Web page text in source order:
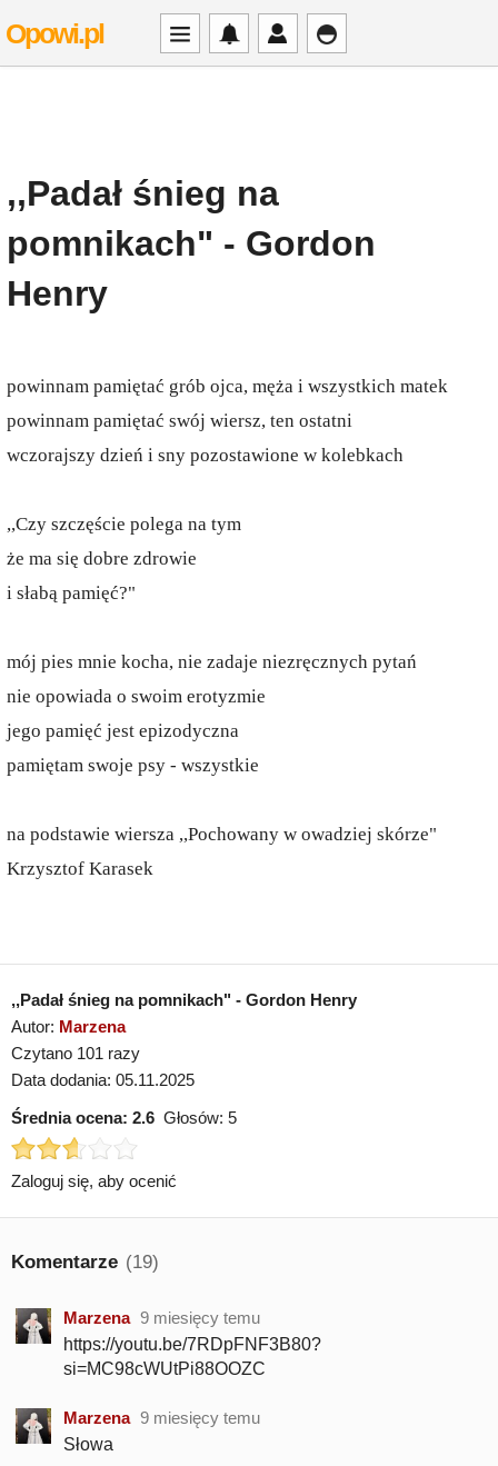
Opowi.pl
,,Padał śnieg na
pomnikach" - Gordon
Henry
powinnam pamiętać grób ojca, męża i wszystkich matek
powinnam pamiętać swój wiersz, ten ostatni
wczorajszy dzień i sny pozostawione w kolebkach
,,Czy szczęście polega na tym
że ma się dobre zdrowie
i słabą pamięć?"
mój pies mnie kocha, nie zadaje niezręcznych pytań
nie opowiada o swoim erotyzmie
jego pamięć jest epizodyczna
pamiętam swoje psy - wszystkie
na podstawie wiersza ,,Pochowany w owadziej skórze"
Krzysztof Karasek
,,Padał śnieg na pomnikach" - Gordon Henry
Autor: Marzena
Czytano 101 razy
Data dodania: 05.11.2025
Średnia ocena: 2.6 Głosów: 5
Zaloguj się, aby ocenić
Komentarze (19)
Marzena 9 miesięcy temu
https://youtu.be/7RDpFNF3B80?
si=MC98cWUtPi88OOZC
Marzena 9 miesięcy temu
Słowa